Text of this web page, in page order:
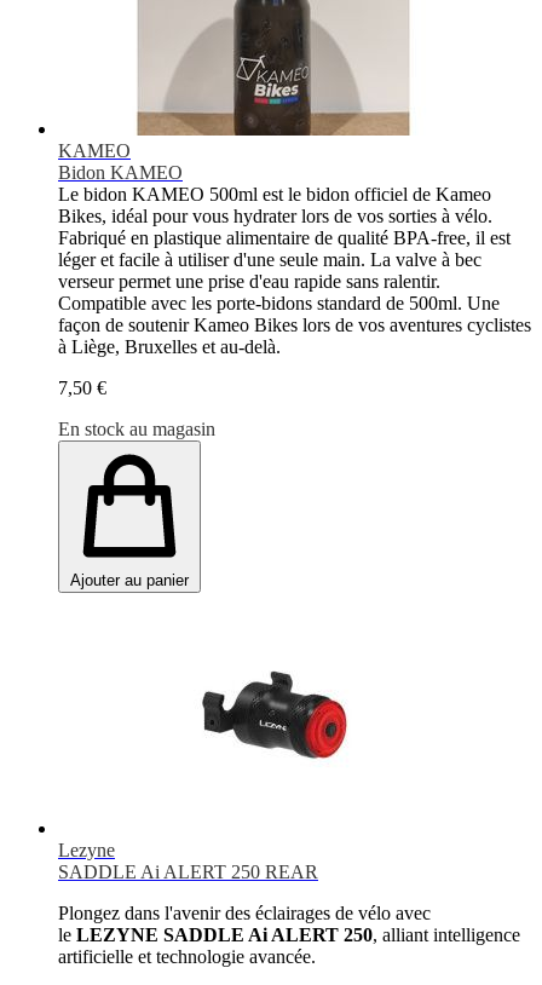
KAMEO
Bidon KAMEO
Le bidon KAMEO 500ml est le bidon officiel de Kameo
Bikes, idéal pour vous hydrater lors de vos sorties à vélo.
Fabriqué en plastique alimentaire de qualité BPA-free, il est
léger et facile à utiliser d'une seule main. La valve à bec
verseur permet une prise d'eau rapide sans ralentir.
Compatible avec les porte-bidons standard de 500ml. Une
façon de soutenir Kameo Bikes lors de vos aventures cyclistes
à Liège, Bruxelles et au-delà.
7,50 €
En stock au magasin
Ajouter au panier
Lezyne
SADDLE Ai ALERT 250 REAR
Plongez dans l'avenir des éclairages de vélo avec
le LEZYNE SADDLE Ai ALERT 250, alliant intelligence
artificielle et technologie avancée.